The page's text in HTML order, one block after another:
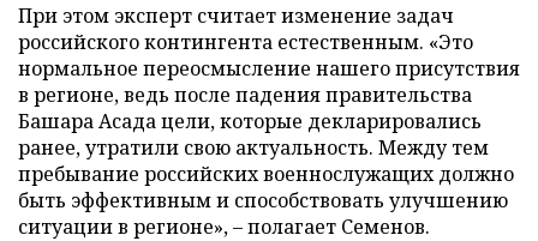
При этом эксперт считает изменение задач
российского контингента естественным. «Это
нормальное переосмысление нашего присутствия
в регионе, ведь после падения правительства
Башара Асада цели, которые декларировались
ранее, утратили свою актуальность. Между тем
пребывание российских военнослужащих должно
быть эффективным и способствовать улучшению
ситуации в регионе», – полагает Семенов.